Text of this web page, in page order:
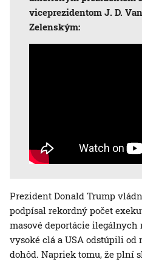
viceprezidentom J. D.
Zelenským:
Prezident Donald Trump
podpísal rekordný počet
masové deportácie
vysoké clá a USA odstúpili
dohôd. Napriek tomu, že plní